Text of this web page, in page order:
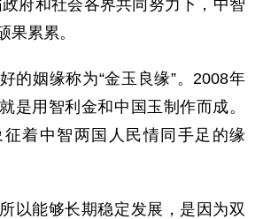
府和社会各界共同努力下，中智
果累累。
姻缘称为“金玉良缘”。2008年
是用智利金和中国玉制作而成。
着中智两国人民情同手足的缘
能够长期稳定发展，是因为双